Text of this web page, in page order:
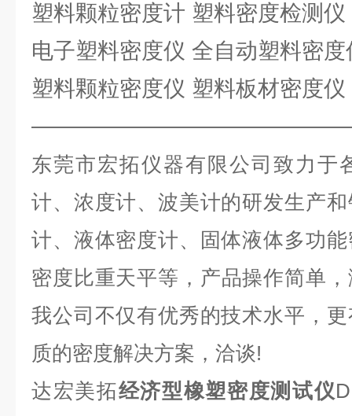
塑料颗粒密度计 塑料密度检测仪
电子塑料密度仪 全自动塑料密
塑料颗粒密度仪 塑料板材密度仪
东莞市宏拓仪器有限公司致力于
计、浓度计、波美计的研发生产和
计、液体密度计、固体液体多功
密度比重天平等， 产品操作简单
我公司不仅有优秀的技术水平，
质的密度解决方案，洽谈!
达宏美拓经济型橡塑密度测试仪